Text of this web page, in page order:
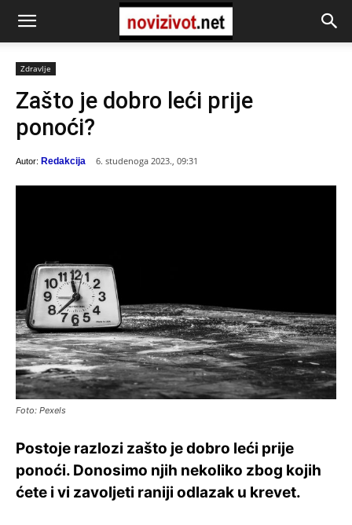
Zdravlje
Zašto je dobro leći prije
ponoći?
Autor: Redakcija 6. studenoga 2023., 09:31
Foto: Pexels
Postoje razlozi zašto je dobro leći prije
ponoći. Donosimo njih nekoliko zbog kojih
ćete i vi zavoljeti raniji odlazak u krevet.